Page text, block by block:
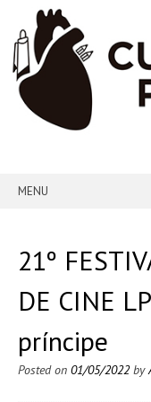
MENU
21º
DE CINE
príncipe
Posted on 01/05/2022by